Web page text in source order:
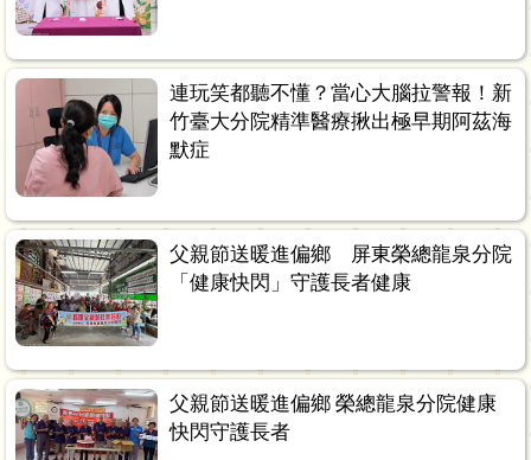
連玩笑都聽不懂？當心大腦拉警報！新
竹臺大分院精準醫療揪出極早期阿茲海
默症
父親節送暖進偏鄉 屏東榮總龍泉分院
「健康快閃」守護長者健康
父親節送暖進偏鄉 榮總龍泉分院健康
快閃守護長者